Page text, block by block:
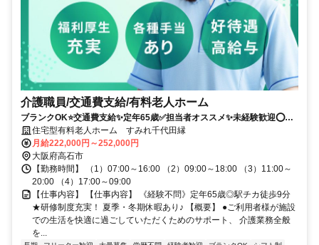
介護職員/交通費支給/有料老人ホーム
ブランクOK⭐️交通費支給✨定年65歳✅️担当者オススメ✨未経験歓迎⭕️研
修支援有✨経験者優遇❗️駅チカ
住宅型有料老人ホーム すみれ千代田縁
月給222,000円～252,000円
大阪府高石市
【勤務時間】 （1）07:00～16:00 （2）09:00～18:00 （3）11:00～
20:00 （4）17:00～09:00
【仕事内容】 【仕事内容】 《経験不問》定年65歳◎駅チカ徒歩9分
★研修制度充実！ 夏季・冬期休暇あり♪ 【概要】 ●ご利用者様が施設
での生活を快適に過ごしていただくためのサポート、 介護業務全般
を...